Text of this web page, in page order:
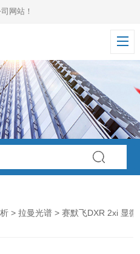
网站！
>拉曼光谱 > 赛默飞DXR 2xi 显微